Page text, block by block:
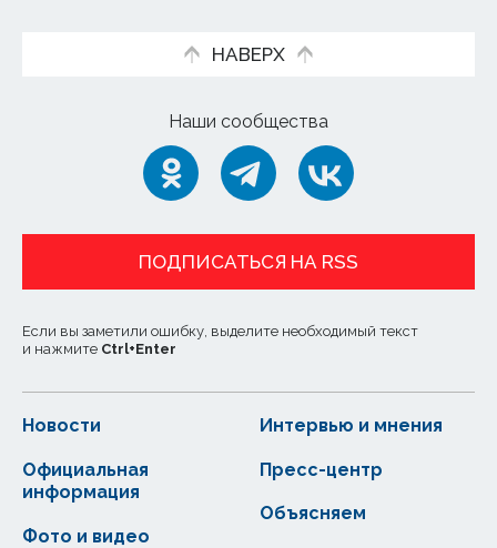
НАВЕРХ
Наши сообщества
ПОДПИСАТЬСЯ НА RSS
Если вы заметили ошибку, выделите необходимый текст
и нажмите Ctrl+Enter
Новости
Официальная
информация
Интервью и мнения
Фото и видео
Пресс-центр
Объясняем